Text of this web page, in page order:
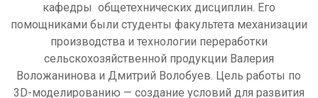
кафедры общетехнических дисциплин. Его
помощниками были студенты факультета механизации
производства и технологии переработки
сельскохозяйственной продукции Валерия
Воложанинова и Дмитрий Волобуев. Цель работы по
3D-моделированию — создание условий для развития